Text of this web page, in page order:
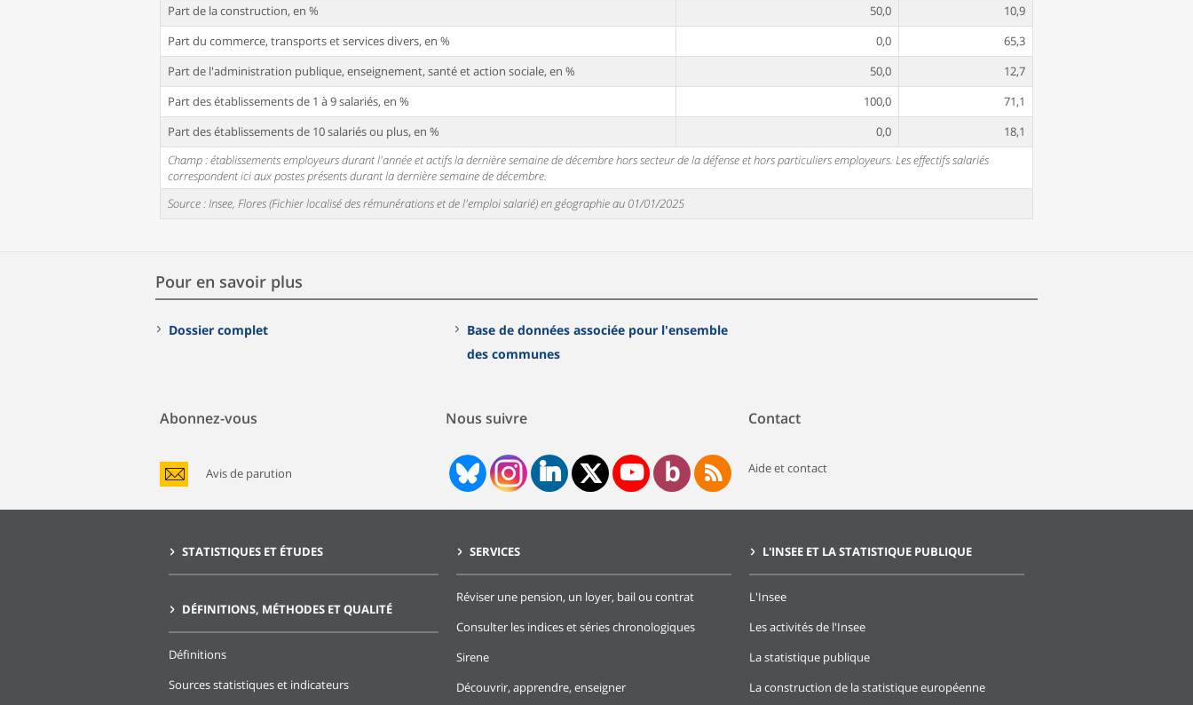
Part de la construction, en %
50,0
10,9
Part du commerce, transports et services divers, en %
0,0
65,3
Part de l'administration publique, enseignement, santé et action sociale, en %
50,0
12,7
Part des établissements de 1 à 9 salariés, en %
100,0
71,1
Part des établissements de 10 salariés ou plus, en %
0,0
18,1
Champ : établissements employeurs durant l'année et actifs la dernière semaine de décembre hors secteur de la défense et hors particuliers employeurs. Les effectifs salariés
correspondent ici aux postes présents durant la dernière semaine de décembre.
Source : Insee, Flores (Fichier localisé des rémunérations et de l'emploi salarié) en géographie au 01/01/2025
Pour en savoir plus
Dossier complet
Base de données associée pour l'ensemble
des communes
Abonnez-vous
Avis de parution
Nous suivre Contact
Aide et contact
STATISTIQUES ET ÉTUDES
DÉFINITIONS, MÉTHODES ET QUALITÉ
Définitions
Sources statistiques et indicateurs
SERVICES
Réviser une pension, un loyer, bail ou contrat
Consulter les indices et séries chronologiques
Sirene
Découvrir, apprendre, enseigner
L'INSEE ET LA STATISTIQUE PUBLIQUE
L'Insee
Les activités de l'Insee
La statistique publique
La construction de la statistique européenne